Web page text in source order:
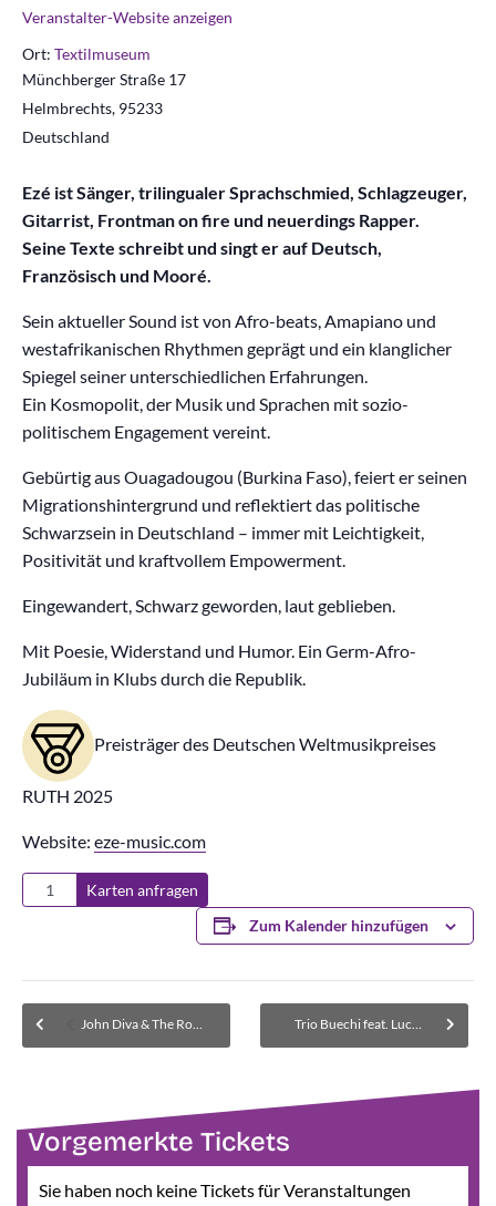
Ort: Textilmuseum
Münchberger Straße 17
Helmbrechts, 95233
Deutschland
Veranstalter-Website anzeigen
Ezé ist Sänger, trilingualer Sprachschmied, Schlagzeuger,
Gitarrist, Frontman on fire und neuerdings Rapper.
Seine Texte schreibt und singt er auf Deutsch,
Französisch und Mooré.
Sein aktueller Sound ist von Afro-beats, Amapiano und
westafrikanischen Rhythmen geprägt und ein klanglicher
Spiegel seiner unterschiedlichen Erfahrungen.
Ein Kosmopolit, der Musik und Sprachen mit sozio-
politischem Engagement vereint.
Gebürtig aus Ouagadougou (Burkina Faso), feiert er seinen
Migrationshintergrund und reflektiert das politische
Schwarzsein in Deutschland – immer mit Leichtigkeit,
Positivität und kraftvollem Empowerment.
Eingewandert, Schwarz geworden, laut geblieben.
Mit Poesie, Widerstand und Humor. Ein Germ-Afro-
Jubiläum in Klubs durch die Republik.
Preisträger des Deutschen Weltmusikpreises
RUTH 2025
Website: eze-music.com
Karten anfragen
Zum Kalender hinzufügen
John Diva & The Rockets of Love – Vorband: Fighter V Trio Buechi feat. Luciana Brusa
Vorgemerkte Tickets
Sie haben noch keine Tickets für Veranstaltungen